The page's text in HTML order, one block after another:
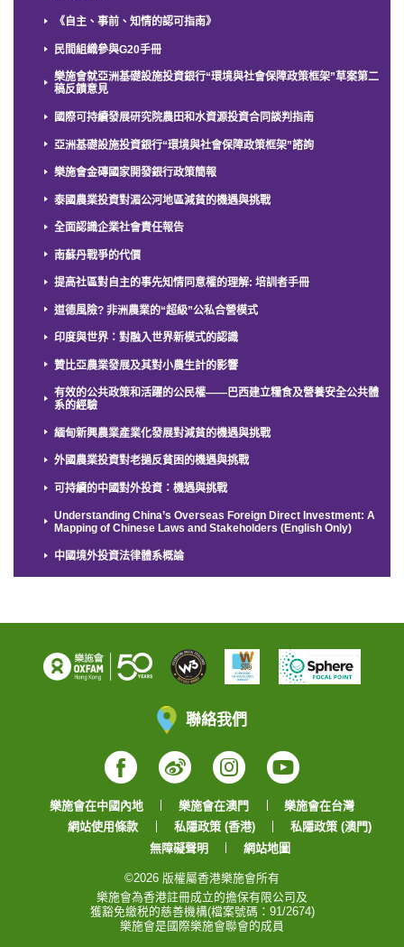
《自主、事前、知情的認可指南》
民間組織參與G20手冊
樂施會就亞洲基礎設施投資銀行“環境與社會保障政策框架”草案第二
稿反饋意見
國際可持續發展研究院農田和水資源投資合同談判指南
亞洲基礎設施投資銀行“環境與社會保障政策框架”諮詢
樂施會金磚國家開發銀行政策簡報
泰國農業投資對湄公河地區減貧的機遇與挑戰
全面認識企業社會責任報告
南蘇丹戰爭的代價
提高社區對自主的事先知情同意權的理解: 培訓者手冊
道德風險? 非洲農業的“超級”公私合營模式
印度與世界：對融入世界新模式的認識
贊比亞農業發展及其對小農生計的影響
有效的公共政策和活躍的公民權——巴西建立糧食及營養安全公共體
系的經驗
緬甸新興農業產業化發展對減貧的機遇與挑戰
外國農業投資對老撾反貧困的機遇與挑戰
可持續的中國對外投資：機遇與挑戰
Understanding China’s Overseas Foreign Direct Investment: A
Mapping of Chinese Laws and Stakeholders (English Only)
中國境外投資法律體系概論
聯絡我們
Facebook
WeiboInstagram
YouTube
樂施會在中國內地 樂施會在澳門
樂施會在台灣
網站使用條款
私隱政策 (香港)
私隱政策 (澳門)
無障礙聲明
網站地圖
©2026 版權屬香港樂施會所有
樂施會為香港註冊成立的擔保有限公司及
獲豁免繳税的慈善機構(檔案號碼：91/2674)
樂施會是國際樂施會聯會的成員